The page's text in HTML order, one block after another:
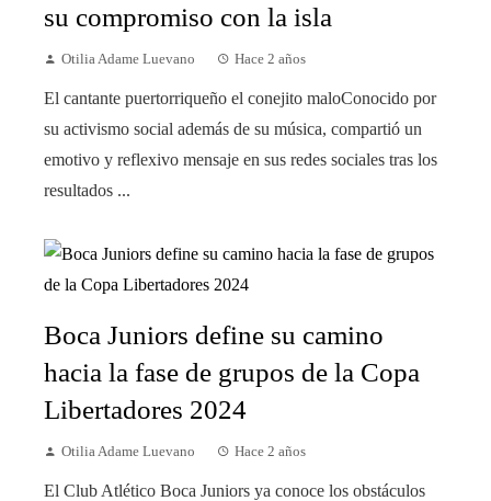
su compromiso con la isla
Otilia Adame Luevano Hace 2 años
El cantante puertorriqueño el conejito maloConocido por
su activismo social además de su música, compartió un
emotivo y reflexivo mensaje en sus redes sociales tras los
resultados ...
Boca Juniors define su camino
hacia la fase de grupos de la Copa
Libertadores 2024
Otilia Adame Luevano Hace 2 años
El Club Atlético Boca Juniors ya conoce los obstáculos